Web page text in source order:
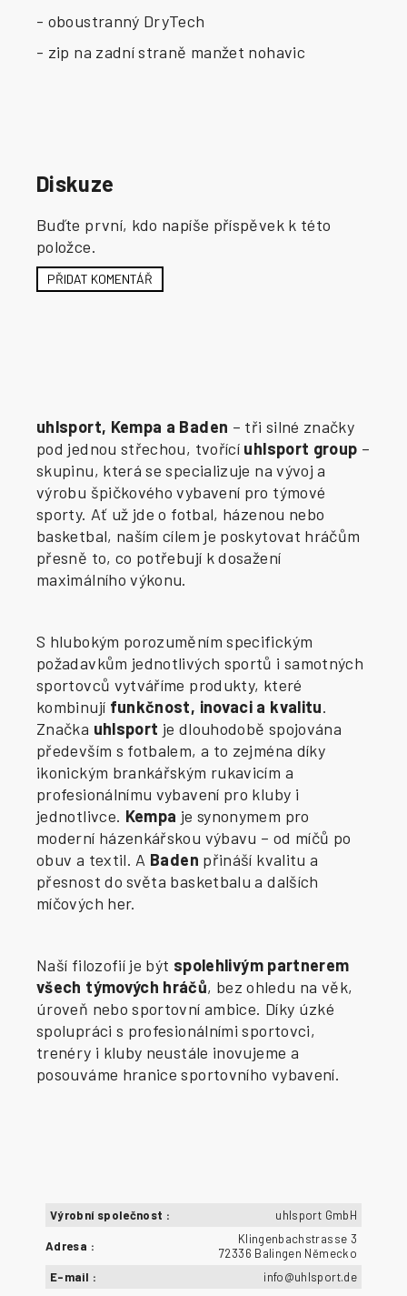
- oboustranný DryTech
- zip na zadní straně manžet nohavic
Diskuze
Buďte první, kdo napíše příspěvek k této
položce.
PŘIDAT KOMENTÁŘ
uhlsport, Kempa a Baden – tři silné značky
pod jednou střechou, tvořící uhlsport group –
skupinu, která se specializuje na vývoj a
výrobu špičkového vybavení pro týmové
sporty. Ať už jde o fotbal, házenou nebo
basketbal, naším cílem je poskytovat hráčům
přesně to, co potřebují k dosažení
maximálního výkonu.
S hlubokým porozuměním specifickým
požadavkům jednotlivých sportů i samotných
sportovců vytváříme produkty, které
kombinují funkčnost, inovaci a kvalitu.
Značka uhlsport je dlouhodobě spojována
především s fotbalem, a to zejména díky
ikonickým brankářským rukavicím a
profesionálnímu vybavení pro kluby i
jednotlivce. Kempa je synonymem pro
moderní házenkářskou výbavu – od míčů po
obuv a textil. A Baden přináší kvalitu a
přesnost do světa basketbalu a dalších
míčových her.
Naší filozofií je být spolehlivým partnerem
všech týmových hráčů, bez ohledu na věk,
úroveň nebo sportovní ambice. Díky úzké
spolupráci s profesionálními sportovci,
trenéry i kluby neustále inovujeme a
posouváme hranice sportovního vybavení.
Výrobní společnost : uhlsport GmbH
Adresa :
Klingenbachstrasse 3
72336 Balingen Německo
E-mail : info@uhlsport.de